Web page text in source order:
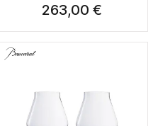
263,00 €